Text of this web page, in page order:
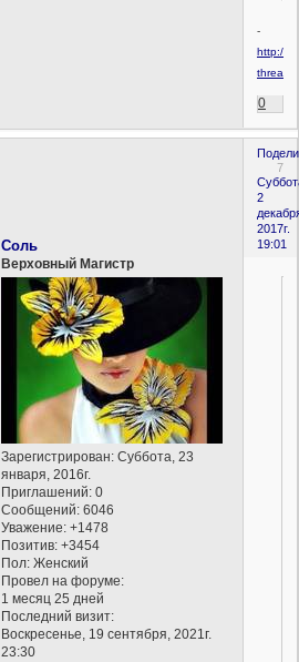
-
http://
0
7
2
2017г.
19:01
Соль
Верховный Магистр
Зарегистрирован: Суббота, 23
января, 2016г.
Приглашений: 0
Сообщений: 6046
Уважение: +1478
Позитив: +3454
Пол: Женский
Провел на форуме:
1 месяц 25 дней
Последний визит:
Воскресенье, 19 сентября, 2021г.
23:30